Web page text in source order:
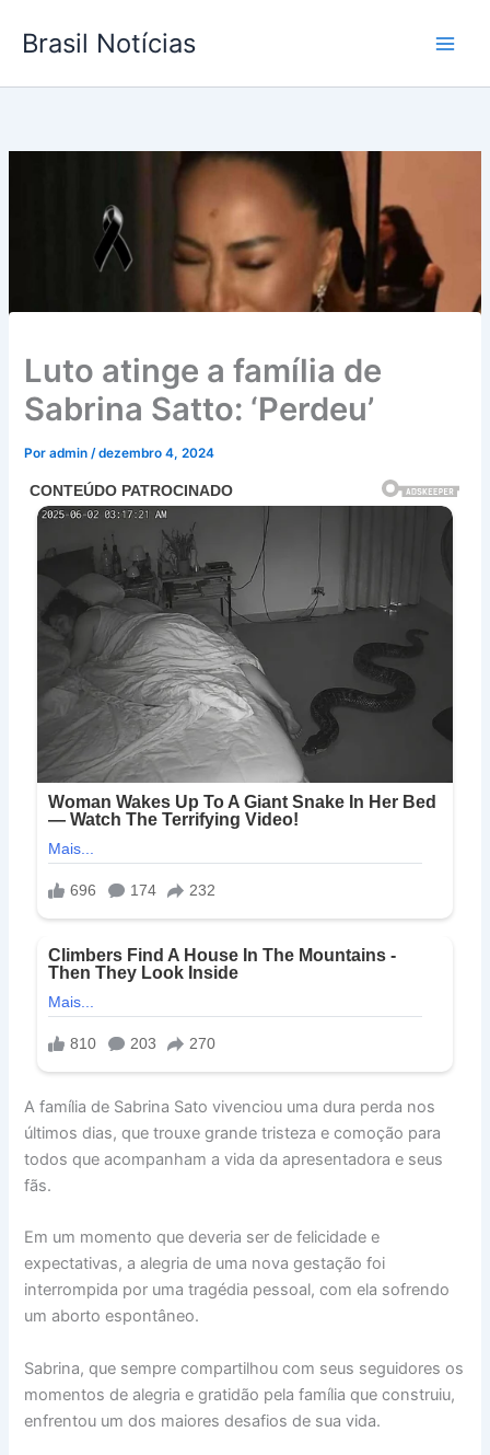
para
conteúdo
Brasil Notícias
Luto atinge a família de
Sabrina Satto: ‘Perdeu’
Poradmin/dezembro 4, 2024
A família de Sabrina Sato vivenciou uma dura perda nos
últimos dias, que trouxe grande tristeza e comoção para
todos que acompanham a vida da apresentadora e seus
fãs.
Em um momento que deveria ser de felicidade e
expectativas, a alegria de uma nova gestação foi
interrompida por uma tragédia pessoal, com ela sofrendo
um aborto espontâneo.
Sabrina, que sempre compartilhou com seus seguidores os
momentos de alegria e gratidão pela família que construiu,
enfrentou um dos maiores desafios de sua vida.